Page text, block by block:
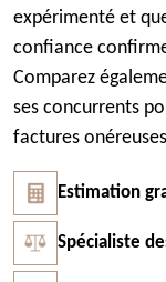
expérimenté et
confiance
Comparez
ses concurrents
factures
Estimation
Spécialiste